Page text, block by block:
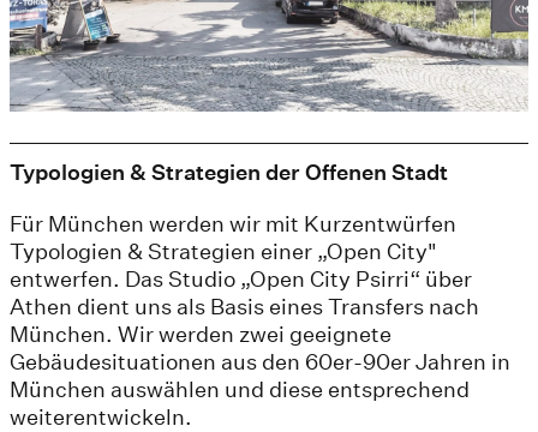
Typologien & Strategien der Offenen Stadt
Für München werden wir mit Kurzentwürfen
Typologien & Strategien einer „Open City"
entwerfen. Das Studio „Open City Psirri“ über
Athen dient uns als Basis eines Transfers nach
München. Wir werden zwei geeignete
Gebäudesituationen aus den 60er-90er Jahren in
München auswählen und diese entsprechend
weiterentwickeln.